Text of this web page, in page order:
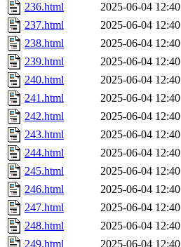
236.html
2025-06-04 12:40
237.html
2025-06-04 12:40
238.html
2025-06-04 12:40
239.html
2025-06-04 12:40
240.html
2025-06-04 12:40
241.html
2025-06-04 12:40
242.html
2025-06-04 12:40
243.html
2025-06-04 12:40
244.html
2025-06-04 12:40
245.html
2025-06-04 12:40
246.html
2025-06-04 12:40
247.html
2025-06-04 12:40
248.html
2025-06-04 12:40
249.html
2025-06-04 12:40